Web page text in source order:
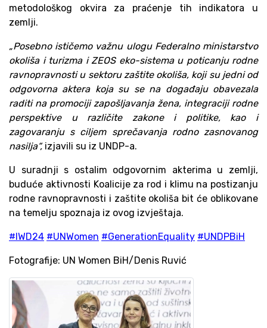
metodološkog okvira za praćenje tih indikatora u
zemlji.
„Posebno ističemo važnu ulogu Federalno ministarstvo
okoliša i turizma i ZEOS eko-sistema u poticanju rodne
ravnopravnosti u sektoru zaštite okoliša, koji su jedni od
odgovorna aktera koja su se na događaju obavezala
raditi na promociji zapošljavanja žena, integraciji rodne
perspektive u različite zakone i politike, kao i
zagovaranju s ciljem sprečavanja rodno zasnovanog
nasilja“, izjavili su iz UNDP-a.
U suradnji s ostalim odgovornim akterima u zemlji,
buduće aktivnosti Koalicije za rod i klimu na postizanju
rodne ravnopravnosti i zaštite okoliša bit će oblikovane
na temelju spoznaja iz ovog izvještaja.
#IWD24 #UNWomen #GenerationEquality #UNDPBiH
Fotografije: UN Women BiH/Denis Ruvić